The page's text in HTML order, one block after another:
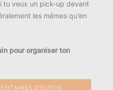
tu veux un pick-up devant
les mêmes qu’en
pour organiser ton